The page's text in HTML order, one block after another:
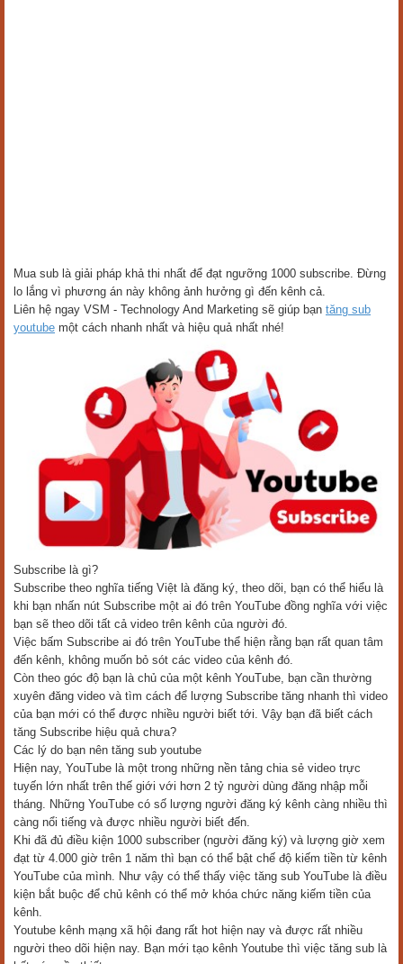
Mua sub là giải pháp khả thi nhất để đạt ngưỡng 1000 subscribe. Đừng
lo lắng vì phương án này không ảnh hưởng gì đến kênh cả.
Liên hệ ngay VSM - Technology And Marketing sẽ giúp bạn tăng sub
youtube một cách nhanh nhất và hiệu quả nhất nhé!
Subscribe là gì?
Subscribe theo nghĩa tiếng Việt là đăng ký, theo dõi, bạn có thể hiểu là
khi bạn nhấn nút Subscribe một ai đó trên YouTube đồng nghĩa với việc
bạn sẽ theo dõi tất cả video trên kênh của người đó.
Việc bấm Subscribe ai đó trên YouTube thể hiện rằng bạn rất quan tâm
đến kênh, không muốn bỏ sót các video của kênh đó.
Còn theo góc độ bạn là chủ của một kênh YouTube, bạn cần thường
xuyên đăng video và tìm cách để lượng Subscribe tăng nhanh thì video
của bạn mới có thể được nhiều người biết tới. Vậy bạn đã biết cách
tăng Subscribe hiệu quả chưa?
Các lý do bạn nên tăng sub youtube
Hiện nay, YouTube là một trong những nền tảng chia sẻ video trực
tuyến lớn nhất trên thế giới với hơn 2 tỷ người dùng đăng nhập mỗi
tháng. Những YouTube có số lượng người đăng ký kênh càng nhiều thì
càng nổi tiếng và được nhiều người biết đến.
Khi đã đủ điều kiện 1000 subscriber (người đăng ký) và lượng giờ xem
đạt từ 4.000 giờ trên 1 năm thì bạn có thể bật chế độ kiếm tiền từ kênh
YouTube của mình. Như vậy có thể thấy việc tăng sub YouTube là điều
kiện bắt buộc để chủ kênh có thể mở khóa chức năng kiếm tiền của
kênh.
Youtube kênh mạng xã hội đang rất hot hiện nay và được rất nhiều
người theo dõi hiện nay. Bạn mới tạo kênh Youtube thì việc tăng sub là